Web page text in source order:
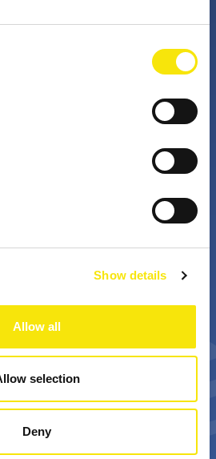
Show details
Allow all
selection
Deny
a te, i nostri professionisti
cercano costantemente
i problemi. Il mondo di
partner nei progetti
Bn €
valore annuale della
sovvenzione realizzata
di più su di noi